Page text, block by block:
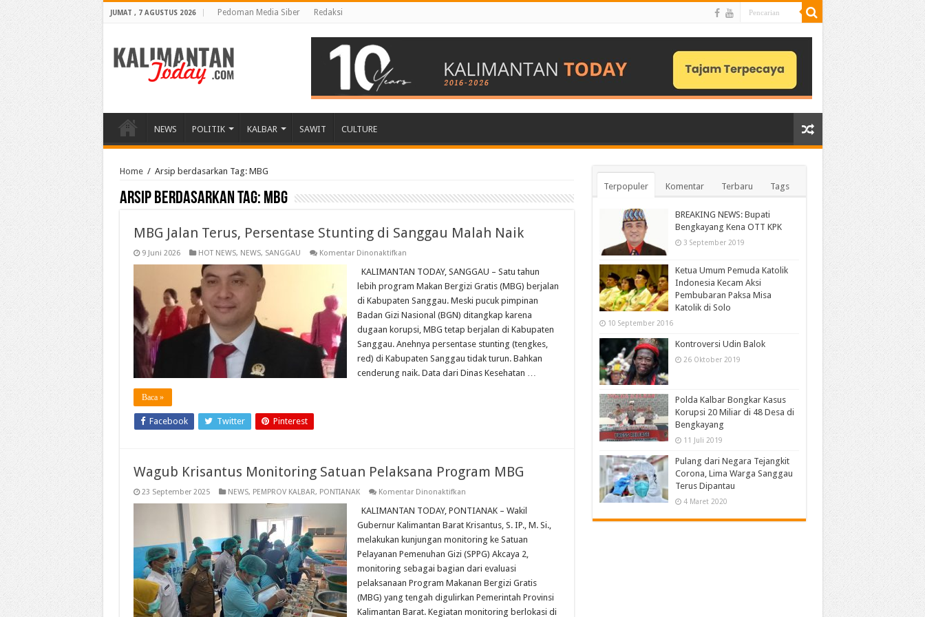
JUMAT , 7 AGUSTUS 2026 Pedoman Media Siber Redaksi
NEWS POLITIK KALBAR SAWIT CULTURE
Home / Arsip berdasarkan Tag: MBG
Arsip berdasarkan Tag: MBG
MBG Jalan Terus, Persentase Stunting di Sanggau Malah Naik
9 Juni 2026 HOT NEWS, NEWS, SANGGAU Komentar Dinonaktifkanpada
Jalan
Persentase
Stunting
di
Sanggau
Malah
Naik
KALIMANTAN TODAY, SANGGAU – Satu tahun
lebih program Makan Bergizi Gratis (MBG) berjalan
di Kabupaten Sanggau. Meski pucuk pimpinan
Badan Gizi Nasional (BGN) ditangkap karena
dugaan korupsi, MBG tetap berjalan di Kabupaten
Sanggau. Anehnya persentase stunting (tengkes,
red) di Kabupaten Sanggau tidak turun. Bahkan
cenderung naik. Data dari Dinas Kesehatan …
Baca »
Facebook Twitter Pinterest
Wagub Krisantus Monitoring Satuan Pelaksana Program MBG
23 September 2025 NEWS, PEMPROV KALBAR, PONTIANAK Komentar Dinonaktifkanpada
Krisantus
Satuan
Pelaksana
Program
MBG
KALIMANTAN TODAY, PONTIANAK – Wakil
Gubernur Kalimantan Barat Krisantus, S. IP., M. Si.,
melakukan kunjungan monitoring ke Satuan
Pelayanan Pemenuhan Gizi (SPPG) Akcaya 2,
monitoring sebagai bagian dari evaluasi
pelaksanaan Program Makanan Bergizi Gratis
(MBG) yang tengah digulirkan Pemerintah Provinsi
Kalimantan Barat. Kegiatan monitoring berlokasi di
Terpopuler Komentar Terbaru Tags
BREAKING NEWS: Bupati
Bengkayang Kena OTT KPK
3 September 2019
Ketua Umum Pemuda Katolik
Indonesia Kecam Aksi
Pembubaran Paksa Misa
Katolik di Solo
10 September 2016
Kontroversi Udin Balok
26 Oktober 2019
Polda Kalbar Bongkar Kasus
Korupsi 20 Miliar di 48 Desa di
Bengkayang
11 Juli 2019
Pulang dari Negara Tejangkit
Corona, Lima Warga Sanggau
Terus Dipantau
4 Maret 2020